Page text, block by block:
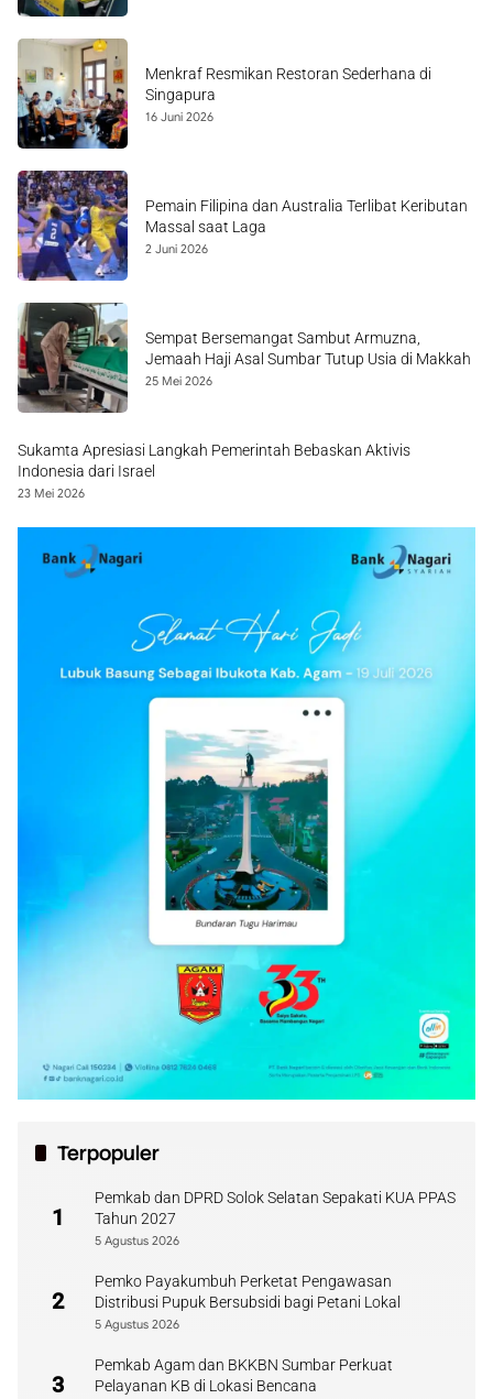
Menkraf Resmikan Restoran Sederhana di
Singapura
16 Juni 2026
Pemain Filipina dan Australia Terlibat Keributan
Massal saat Laga
2 Juni 2026
Sempat Bersemangat Sambut Armuzna,
Jemaah Haji Asal Sumbar Tutup Usia di Makkah
25 Mei 2026
Sukamta Apresiasi Langkah Pemerintah Bebaskan Aktivis
Indonesia dari Israel
23 Mei 2026
Terpopuler
1
Pemkab dan DPRD Solok Selatan Sepakati KUA PPAS
Tahun 2027
5 Agustus 2026
2
Pemko Payakumbuh Perketat Pengawasan
Distribusi Pupuk Bersubsidi bagi Petani Lokal
5 Agustus 2026
3
Pemkab Agam dan BKKBN Sumbar Perkuat
Pelayanan KB di Lokasi Bencana